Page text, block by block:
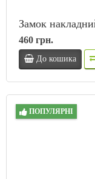
Замок
460 грн.
До кошика
ПОПУЛЯРНІ